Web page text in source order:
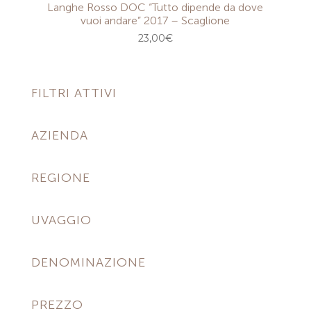
Langhe Rosso DOC “Tutto dipende da dove
vuoi andare” 2017 – Scaglione
23,00€
FILTRI ATTIVI
AZIENDA
REGIONE
UVAGGIO
DENOMINAZIONE
PREZZO